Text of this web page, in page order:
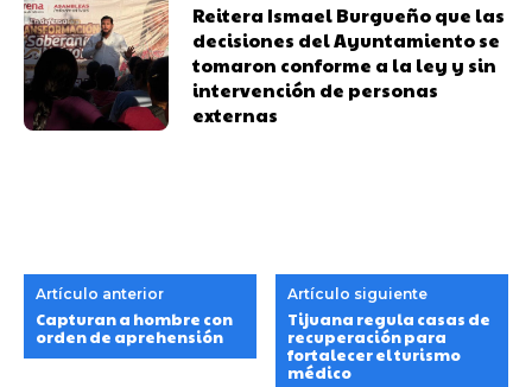
Reitera Ismael Burgueño que las
decisiones del Ayuntamiento se
tomaron conforme a la ley y sin
intervención de personas
externas
Artículo anterior
Capturan a hombre con
orden de aprehensión
Artículo siguiente
Tijuana regula casas de
recuperación para
fortalecer el turismo
médico